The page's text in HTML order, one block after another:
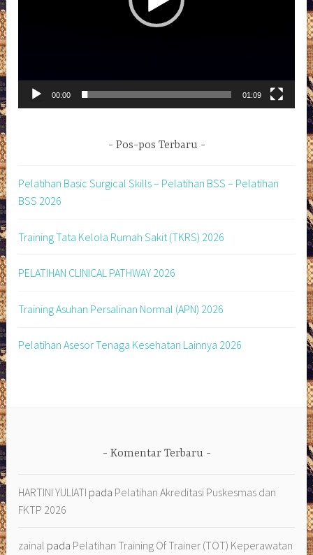
00:00 01:09
Pos-pos Terbaru
Pelatihan Basic Surgical Skills – Pelatihan BSS – Pelatihan
BSS 2026
Training Tata Kelola Rumah Sakit (TKRS) 2026
PELATIHAN CLINICAL PATHWAY 2026
Training Asuhan Persalinan Normal (APN) 2026
Pelatihan Asesor Tenaga Kesehatan Lainnya 2026
Komentar Terbaru
HARTINI YULIATI pada Pelatihan Akreditasi Puskesmas dan
FKTP 2026
zainal pada Pelatihan Training Of Trainer (TOT) Keperawatan